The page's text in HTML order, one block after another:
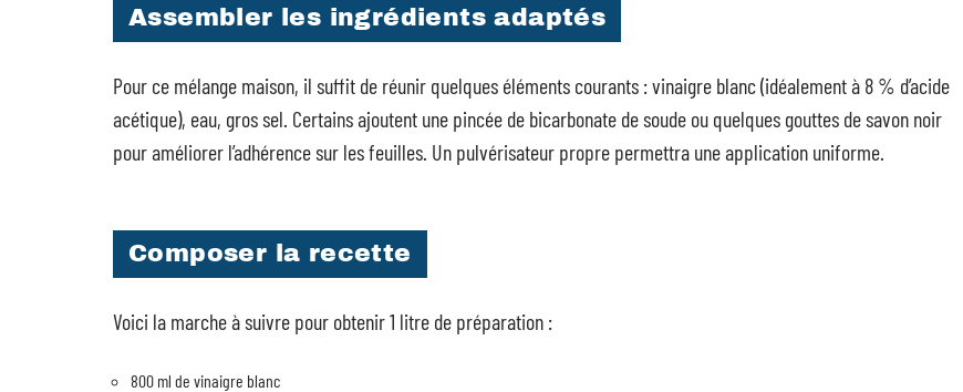
Assembler les ingrédients adaptés
Pour ce mélange maison, il suffit de réunir quelques éléments courants : vinaigre blanc (idéalement à 8 % d’acide
acétique), eau, gros sel. Certains ajoutent une pincée de bicarbonate de soude ou quelques gouttes de savon noir
pour améliorer l’adhérence sur les feuilles. Un pulvérisateur propre permettra une application uniforme.
Composer la recette
Voici la marche à suivre pour obtenir 1 litre de préparation :
800 ml de vinaigre blanc